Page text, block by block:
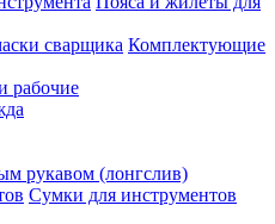
Комплектующие
рабочие
рукавом (лонгслив)
Сумки для инструментов